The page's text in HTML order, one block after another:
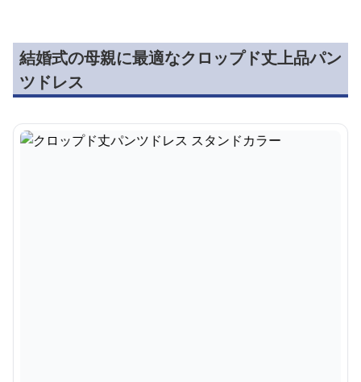
結婚式の母親に最適なクロップド丈上品パン
ツドレス